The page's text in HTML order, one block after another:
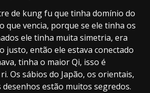
de kung fu que tinha domínio do
que vencia, porque se ele tinha os
ele tinha muita simetria, era
justo, então ele estava conectado
tinha o maior Qi, isso é
Os sábios do Japão, os orientais,
desenhos estão muitos segredos.